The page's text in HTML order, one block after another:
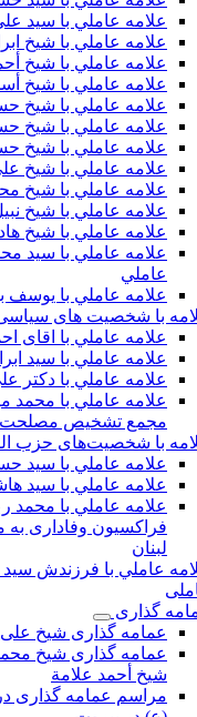
علامه عاملي با سيد
علامه عاملي با شيخ
علامه عاملي با شيخ
علامه عاملي با شيخ
علامه عاملي با شيخ
علامه عاملي با شيخ
علامه عاملي با شيخ
علامه عاملي با شيخ
علامه عاملي با شيخ
علامه عاملي با شيخ
علامه عاملي با شیخ
علامه عاملي با سيد
عاملي
علامه عاملي با يوسف
با شخصیت های
علامه عاملي با اقای
علامه عاملي با سید
علامه عاملي با دكتر
علامه عاملي با
مجمع تشخیص مصلحت
با شخصیت‌های حزب
علامه عاملي با سيد
علامه عاملي با سيد
علامه عاملي با محمد
فراکسیون وفاداری
لبنان
عاملي با فرزندش
گذاری
عمامه گذاری شیخ علی
عمامه گذاری شيخ
شيخ أحمد علامة
مراسم عمامه گذاری